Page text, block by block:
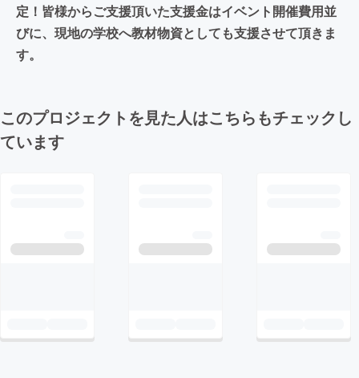
定！皆様からご支援頂いた支援金はイベント開催費用並
びに、現地の学校へ教材物資としても支援させて頂きま
す。
このプロジェクトを見た人はこちらもチェックし
ています